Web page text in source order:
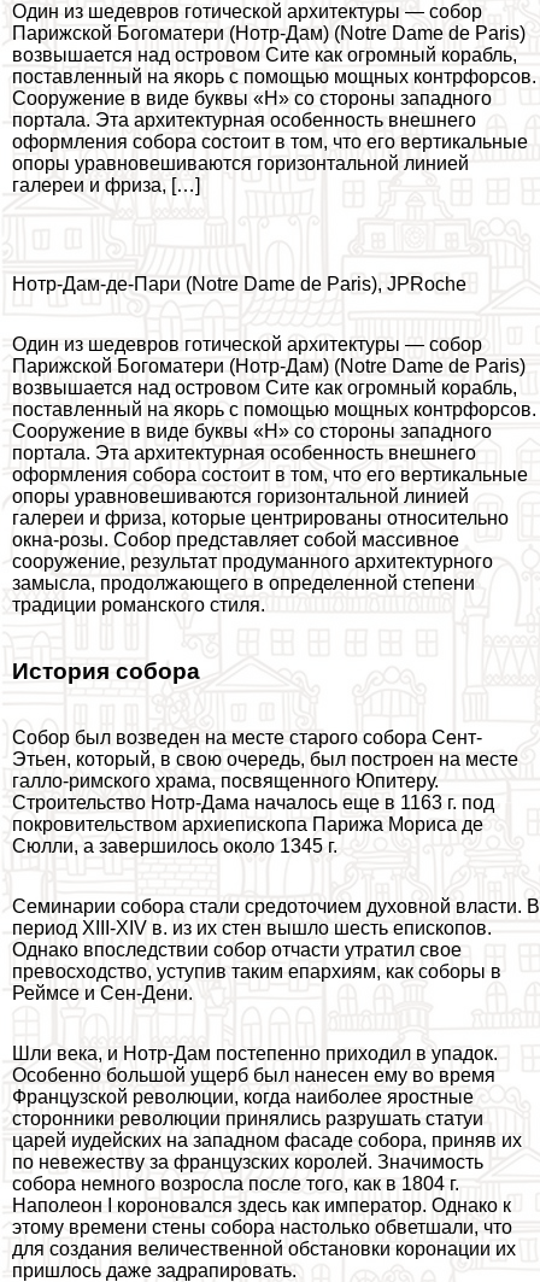
Один из шедевров готической архитектуры — собор
Парижской Богоматери (Нотр-Дам) (Notre Dame de Paris)
возвышается над островом Сите как огромный корабль,
поставленный на якорь с помощью мощных контрфорсов.
Сооружение в виде буквы «Н» со стороны западного
портала. Эта архитектурная особенность внешнего
оформления собора состоит в том, что его вертикальные
опоры уравновешиваются горизонтальной линией
галереи и фриза, […]
Нотр-Дам-де-Пари (Notre Dame de Paris), JPRoche
Один из шедевров готической архитектуры — собор
Парижской Богоматери (Нотр-Дам) (Notre Dame de Paris)
возвышается над островом Сите как огромный корабль,
поставленный на якорь с помощью мощных контрфорсов.
Сооружение в виде буквы «Н» со стороны западного
портала. Эта архитектурная особенность внешнего
оформления собора состоит в том, что его вертикальные
опоры уравновешиваются горизонтальной линией
галереи и фриза, которые центрированы относительно
окна-розы. Собор представляет собой массивное
сооружение, результат продуманного архитектурного
замысла, продолжающего в определенной степени
традиции романского стиля.
История собора
Собор был возведен на месте старого собора Сент-
Этьен, который, в свою очередь, был построен на месте
галло-римского храма, посвященного Юпитеру.
Строительство Нотр-Дама началось еще в 1163 г. под
покровительством архиепископа Парижа Мориса де
Сюлли, а завершилось около 1345 г.
Семинарии собора стали средоточием духовной власти. В
период XIII-XIV в. из их стен вышло шесть епископов.
Однако впоследствии собор отчасти утратил свое
превосходство, уступив таким епархиям, как соборы в
Реймсе и Сен-Дени.
Шли века, и Нотр-Дам постепенно приходил в упадок.
Особенно большой ущерб был нанесен ему во время
Французской революции, когда наиболее яростные
сторонники революции принялись разрушать статуи
царей иудейских на западном фасаде собора, приняв их
по невежеству за французских королей. Значимость
собора немного возросла после того, как в 1804 г.
Наполеон I короновался здесь как император. Однако к
этому времени стены собора настолько обветшали, что
для создания величественной обстановки коронации их
пришлось даже задрапировать.